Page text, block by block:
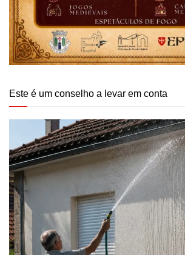
Este é um conselho a levar em conta